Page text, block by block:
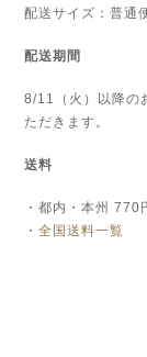
個
配送サイズ：普通
配送期間
8/11（火）
以降の
ただきます。
送料
・都内・本州
・全国送料一覧